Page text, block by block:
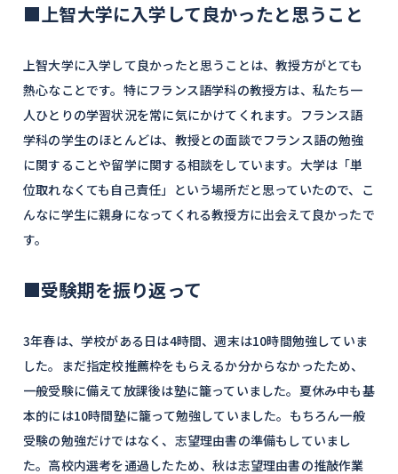
■上智大学に入学して良かったと思うこと
上智大学に入学して良かったと思うことは、教授方がとても
熱心なことです。特にフランス語学科の教授方は、私たち一
人ひとりの学習状況を常に気にかけてくれます。フランス語
学科の学生のほとんどは、教授との面談でフランス語の勉強
に関することや留学に関する相談をしています。大学は「単
位取れなくても自己責任」という場所だと思っていたので、こ
んなに学生に親身になってくれる教授方に出会えて良かったで
す。
■受験期を振り返って
3年春は、学校がある日は4時間、週末は10時間勉強していま
した。まだ指定校推薦枠をもらえるか分からなかったため、
一般受験に備えて放課後は塾に籠っていました。夏休み中も基
本的には10時間塾に籠って勉強していました。もちろん一般
受験の勉強だけではなく、志望理由書の準備もしていまし
た。高校内選考を通過したため、秋は志望理由書の推敲作業